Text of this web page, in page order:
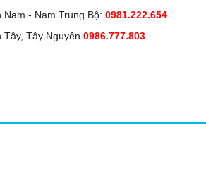
Nam - Nam Trung Bộ: 0981.222.654
Tây, Tây Nguyên 0986.777.803